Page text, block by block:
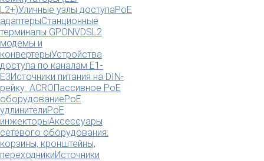
L2+)Уличные узлы доступаPoE
адаптерыСтанционные
терминалы GPONVDSL2
модемы и
конвертерыУстройства
доступа по каналам E1-
E3Источники питания на DIN-
рейку. ACROПассивное PoE
оборудованиеPoE
удлинителиPoE
инжекторыАксессуары
сетевого оборудования:
корзины, кронштейны,
переходникиИсточники